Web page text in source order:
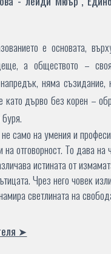
е основата,
а обществото –
няма съзидание,
като дърво без корен –
само на умения и
отговорност. То дава на
истината от
Чрез него човек
светлината на
➤